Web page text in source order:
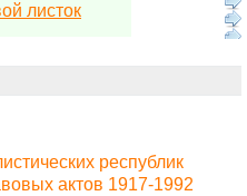
листок
республик
актов 1917-1992